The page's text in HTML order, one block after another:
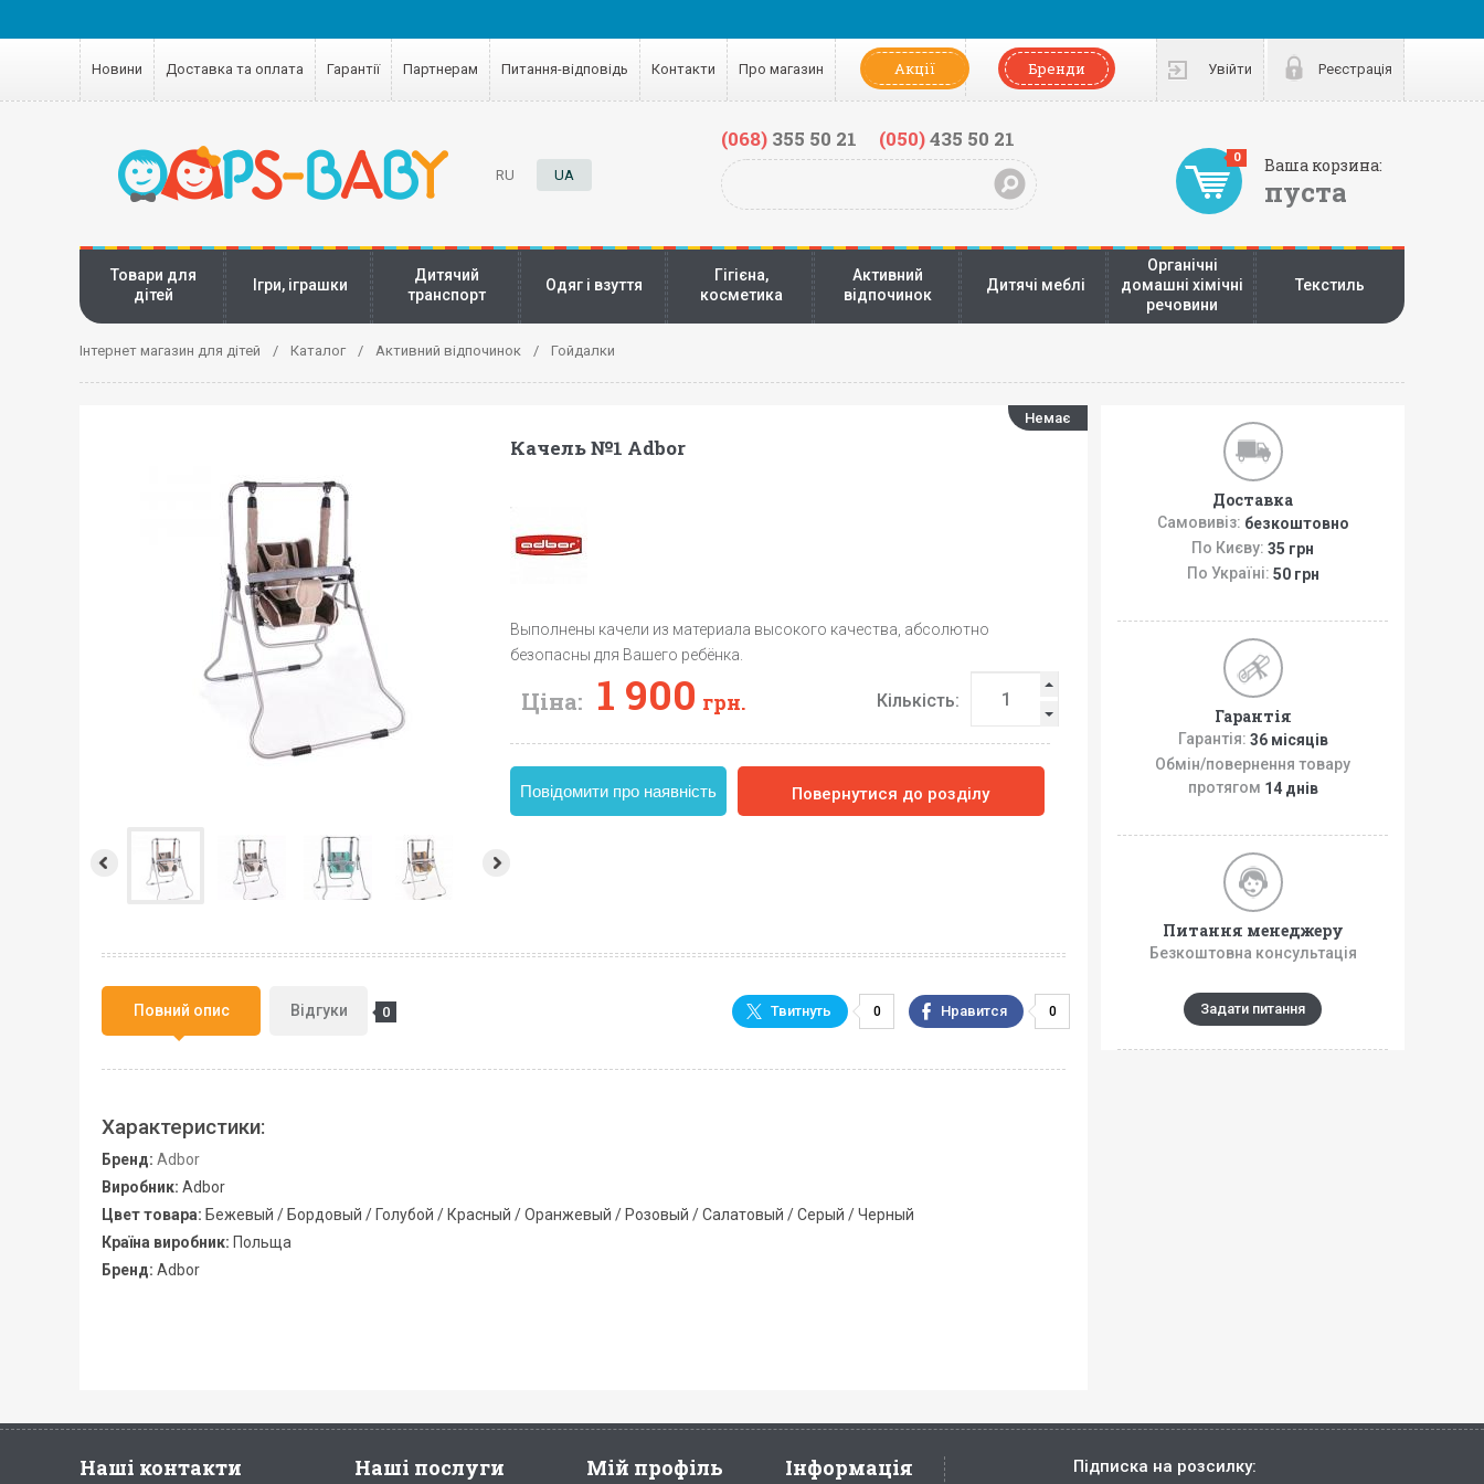
Увійти Реєстрація
Новини Доставка та оплата Гарантії Партнерам Питання-відповідь Контакти Про магазин Акції Бренди
Ваша корзина:
пуста
0
RU UA
(068)355 50 21 (050)435 50 21
Товари для
дітей
Ігри, іграшки
Дитячий
транспорт
Одяг і взуття
Гігієна,
косметика
Активний
відпочинок
Дитячі меблі
Органічні
домашні хімічні
речовини
Текстиль
Інтернет магазин для дітей Каталог Активний відпочинок Гойдалки
Немає
Качель №1 Adbor
Выполнены качели из материала высокого качества, абсолютно
безопасны для Вашего ребёнка.
Ціна: 1 900 грн. Кількість:
Повідомити про наявність Повернутися до розділу
Повний опис Відгуки 0 0 0
Характеристики:
Бренд: Adbor
Виробник: Adbor
Цвет товара: Бежевый / Бордовый / Голубой / Красный / Оранжевый / Розовый / Салатовый / Серый / Черный
Країна виробник: Польща
Бренд: Adbor
Доставка
Самовивіз: безкоштовно
По Києву: 35 грн
По Україні: 50 грн
Гарантія
Гарантія: 36 місяців
Обмін/повернення товару
протягом 14 днів
Питання менеджеру
Безкоштовна консультація
Задати питання
Наші контакти Наші послуги Мій профіль Інформація Підписка на розсилку: